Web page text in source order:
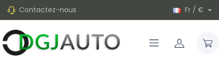
Contactez-nous Fr / €